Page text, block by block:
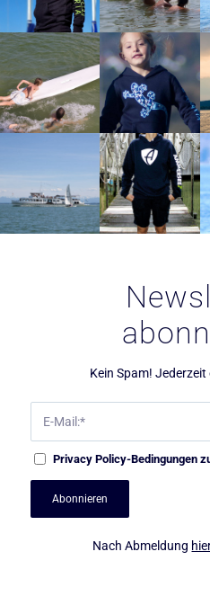
Kein Spam!
Privacy Policy-Bedingungen
Nach Abmeldung